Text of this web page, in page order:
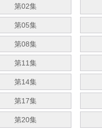
第02集
第05集
第08集
第11集
第14集
第17集
第20集